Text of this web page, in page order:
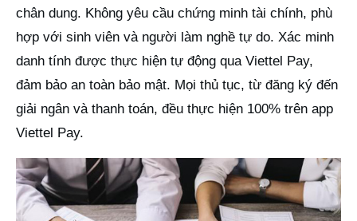
chân dung. Không yêu cầu chứng minh tài chính, phù
hợp với sinh viên và người làm nghề tự do. Xác minh
danh tính được thực hiện tự động qua Viettel Pay,
đảm bảo an toàn bảo mật. Mọi thủ tục, từ đăng ký đến
giải ngân và thanh toán, đều thực hiện 100% trên app
Viettel Pay.